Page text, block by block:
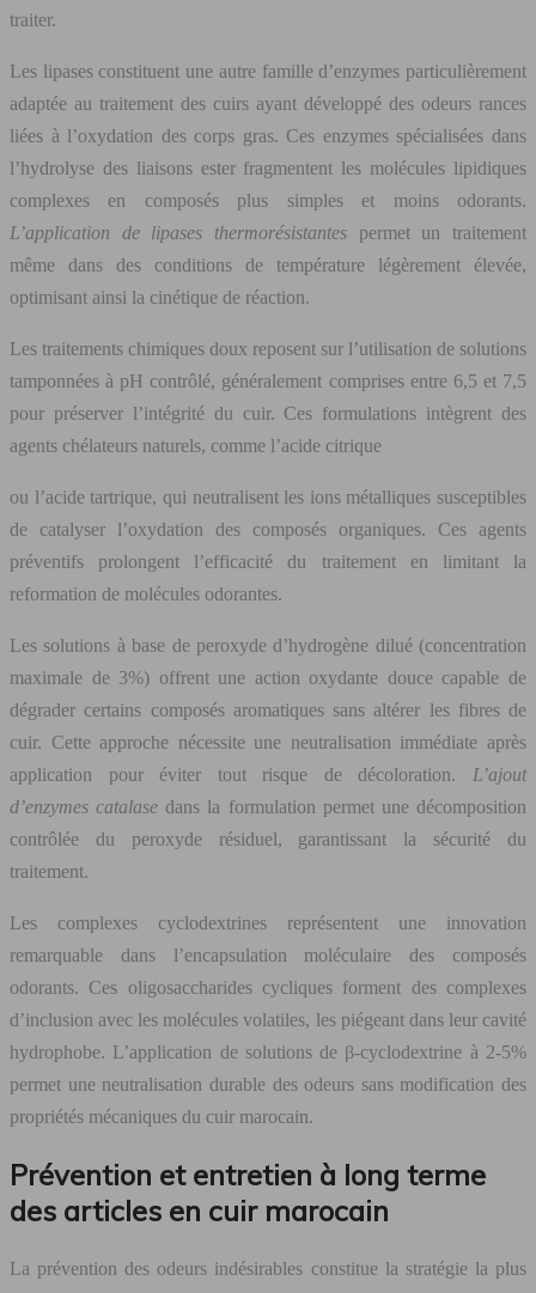
traiter.
Les lipases constituent une autre famille d’enzymes particulièrement
adaptée au traitement des cuirs ayant développé des odeurs rances
liées à l’oxydation des corps gras. Ces enzymes spécialisées dans
l’hydrolyse des liaisons ester fragmentent les molécules lipidiques
complexes en composés plus simples et moins odorants.
L’application de lipases thermorésistantes permet un traitement
même dans des conditions de température légèrement élevée,
optimisant ainsi la cinétique de réaction.
Les traitements chimiques doux reposent sur l’utilisation de solutions
tamponnées à pH contrôlé, généralement comprises entre 6,5 et 7,5
pour préserver l’intégrité du cuir. Ces formulations intègrent des
agents chélateurs naturels, comme l’acide citrique
ou l’acide tartrique, qui neutralisent les ions métalliques susceptibles
de catalyser l’oxydation des composés organiques. Ces agents
préventifs prolongent l’efficacité du traitement en limitant la
reformation de molécules odorantes.
Les solutions à base de peroxyde d’hydrogène dilué (concentration
maximale de 3%) offrent une action oxydante douce capable de
dégrader certains composés aromatiques sans altérer les fibres de
cuir. Cette approche nécessite une neutralisation immédiate après
application pour éviter tout risque de décoloration. L’ajout
d’enzymes catalase dans la formulation permet une décomposition
contrôlée du peroxyde résiduel, garantissant la sécurité du
traitement.
Les complexes cyclodextrines représentent une innovation
remarquable dans l’encapsulation moléculaire des composés
odorants. Ces oligosaccharides cycliques forment des complexes
d’inclusion avec les molécules volatiles, les piégeant dans leur cavité
hydrophobe. L’application de solutions de β-cyclodextrine à 2-5%
permet une neutralisation durable des odeurs sans modification des
propriétés mécaniques du cuir marocain.
Prévention et entretien à long terme
des articles en cuir marocain
La prévention des odeurs indésirables constitue la stratégie la plus